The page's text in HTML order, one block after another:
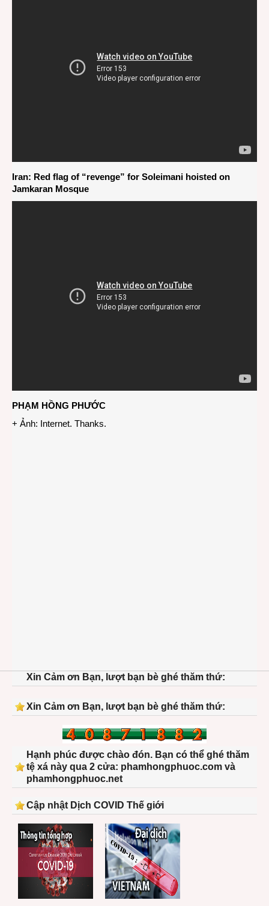
Iran: Red flag of “revenge” for Soleimani hoisted on
Jamkaran Mosque
PHẠM HỒNG PHƯỚC
+ Ảnh: Internet. Thanks.
Xin Cảm ơn Bạn, lượt bạn bè ghé thăm thứ:
Xin Cảm ơn Bạn, lượt bạn bè ghé thăm thứ:
Hạnh phúc được chào đón. Bạn có thể ghé thăm
tệ xá này qua 2 cửa: phamhongphuoc.com và
phamhongphuoc.net
Cập nhật Dịch COVID Thế giới